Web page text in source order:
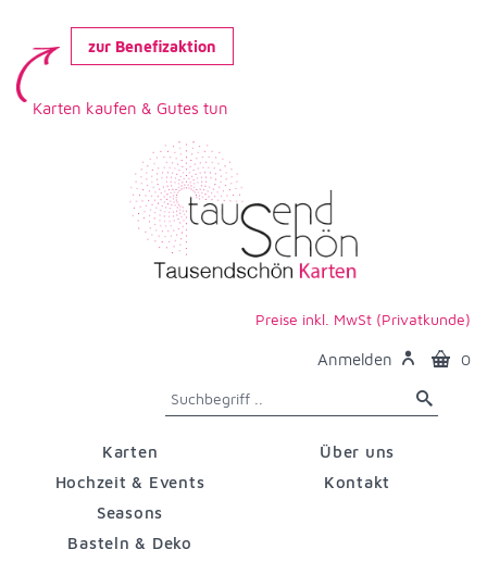
zur Benefizaktion
Karten kaufen & Gutes tun
Preise inkl. MwSt (Privatkunde)
Anmelden 0
Karten
Hochzeit & Events
Seasons
Basteln & Deko
Über uns
Kontakt